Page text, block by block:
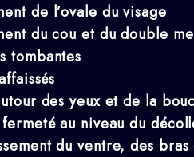
de l’ovale du visage
du cou et du double
tombantes
des yeux et de la
au niveau du
du ventre, des bras